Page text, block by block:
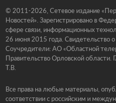
© 2011-2026, Сетевое издание
Новостей». Зарегистрировано в
сфере связи, информационных
26 июня 2015 года.
Соучредители: АО «Областной
Правительство Орловской области.
Т.В.
Все права на любые материалы,
соответствии с российским и